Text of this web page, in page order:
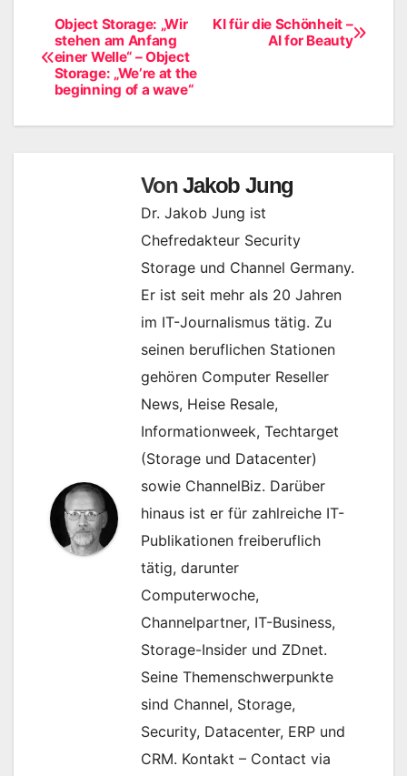
BeitragsnavigationKI für die Schönheit –
AI for Beauty
Object Storage: „Wir
stehen am Anfang
einer Welle“ – Object
Storage: „We’re at the
beginning of a wave“
VonJakob Jung
Dr. Jakob Jung ist
Chefredakteur Security
Storage und Channel Germany.
Er ist seit mehr als 20 Jahren
im IT-Journalismus tätig. Zu
seinen beruflichen Stationen
gehören Computer Reseller
News, Heise Resale,
Informationweek, Techtarget
(Storage und Datacenter)
sowie ChannelBiz. Darüber
hinaus ist er für zahlreiche IT-
Publikationen freiberuflich
tätig, darunter
Computerwoche,
Channelpartner, IT-Business,
Storage-Insider und ZDnet.
Seine Themenschwerpunkte
sind Channel, Storage,
Security, Datacenter, ERP und
CRM. Kontakt – Contact via